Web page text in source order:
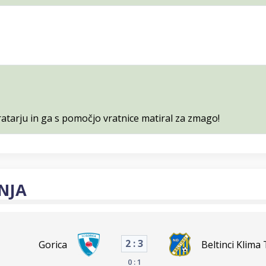
in ga s pomočjo vratnice matiral za zmago!
Gorica 2 : 3
0 : 1
Beltinci Klima